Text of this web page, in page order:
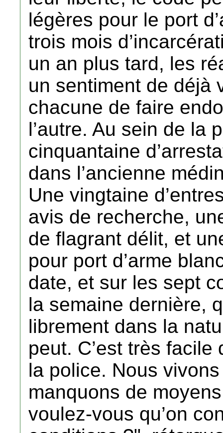
légères pour le port
trois mois
un an plus tard, les
un sentiment de déjà
chacune de faire
l’autre. Au sein de la
cinquantaine
dans l’ancienne
Une vingtaine
avis de recherche,
de flagrant délit, et
pour port d’arme
date, et sur les sept
la semaine dernière,
librement dans la
peut. C’est très
la police. Nous
manquons de
voulez-vous qu’on